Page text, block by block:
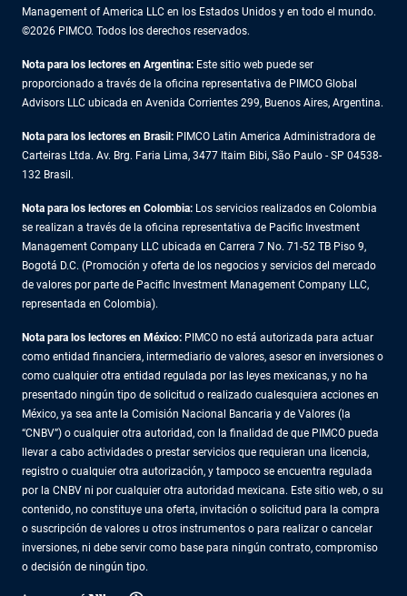
Management of America LLC en los Estados Unidos y en todo el mundo.
©2026 PIMCO. Todos los derechos reservados.
Nota para los lectores en Argentina: Este sitio web puede ser
proporcionado a través de la oficina representativa de PIMCO Global
Advisors LLC ubicada en Avenida Corrientes 299, Buenos Aires, Argentina.
Nota para los lectores en Brasil: PIMCO Latin America Administradora de
Carteiras Ltda. Av. Brg. Faria Lima, 3477 Itaim Bibi, São Paulo - SP 04538-
132 Brasil.
Nota para los lectores en Colombia: Los servicios realizados en Colombia
se realizan a través de la oficina representativa de Pacific Investment
Management Company LLC ubicada en Carrera 7 No. 71-52 TB Piso 9,
Bogotá D.C. (Promoción y oferta de los negocios y servicios del mercado
de valores por parte de Pacific Investment Management Company LLC,
representada en Colombia).
Nota para los lectores en México: PIMCO no está autorizada para actuar
como entidad financiera, intermediario de valores, asesor en inversiones o
como cualquier otra entidad regulada por las leyes mexicanas, y no ha
presentado ningún tipo de solicitud o realizado cualesquiera acciones en
México, ya sea ante la Comisión Nacional Bancaria y de Valores (la
“CNBV”) o cualquier otra autoridad, con la finalidad de que PIMCO pueda
llevar a cabo actividades o prestar servicios que requieran una licencia,
registro o cualquier otra autorización, y tampoco se encuentra regulada
por la CNBV ni por cualquier otra autoridad mexicana. Este sitio web, o su
contenido, no constituye una oferta, invitación o solicitud para la compra
o suscripción de valores u otros instrumentos o para realizar o cancelar
inversiones, ni debe servir como base para ningún contrato, compromiso
o decisión de ningún tipo.